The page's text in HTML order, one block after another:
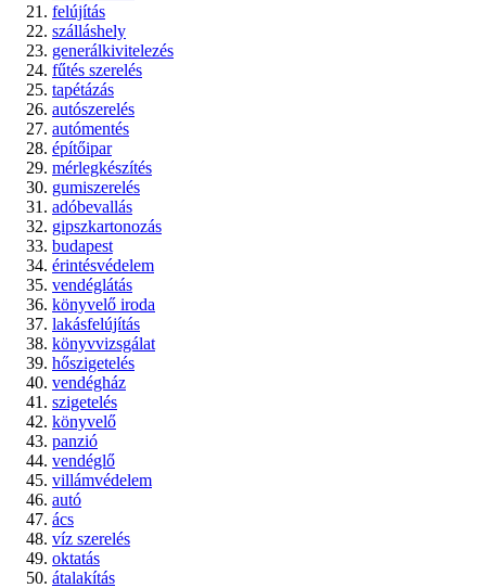
felújítás
szálláshely
generálkivitelezés
fűtés szerelés
tapétázás
autószerelés
autómentés
építőipar
mérlegkészítés
gumiszerelés
adóbevallás
gipszkartonozás
budapest
érintésvédelem
vendéglátás
könyvelő iroda
lakásfelújítás
könyvvizsgálat
hőszigetelés
vendégház
szigetelés
könyvelő
panzió
vendéglő
villámvédelem
autó
ács
víz szerelés
oktatás
átalakítás